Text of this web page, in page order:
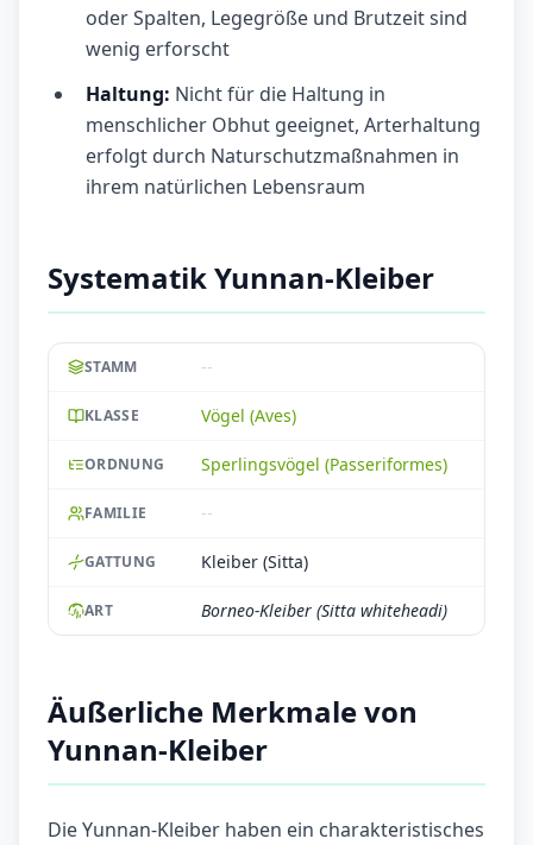
oder Spalten, Legegröße und Brutzeit sind
wenig erforscht
Haltung: Nicht für die Haltung in
menschlicher Obhut geeignet, Arterhaltung
erfolgt durch Naturschutzmaßnahmen in
ihrem natürlichen Lebensraum
Systematik Yunnan-Kleiber
STAMM --
KLASSE Vögel (Aves)
ORDNUNG Sperlingsvögel (Passeriformes)
FAMILIE --
GATTUNG Kleiber (Sitta)
ART Borneo-Kleiber (Sitta whiteheadi)
Äußerliche Merkmale von
Yunnan-Kleiber
Die Yunnan-Kleiber haben ein charakteristisches